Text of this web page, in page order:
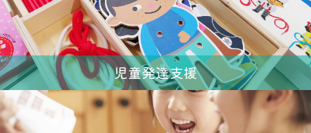
児童発達支援